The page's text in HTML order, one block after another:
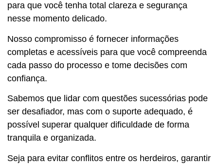
para que você tenha total clareza e segurança
nesse momento delicado.
Nosso compromisso é fornecer informações
completas e acessíveis para que você compreenda
cada passo do processo e tome decisões com
confiança.
Sabemos que lidar com questões sucessórias pode
ser desafiador, mas com o suporte adequado, é
possível superar qualquer dificuldade de forma
tranquila e organizada.
Seja para evitar conflitos entre os herdeiros, garantir